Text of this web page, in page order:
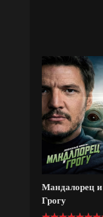
Мандалорец и
Грогу